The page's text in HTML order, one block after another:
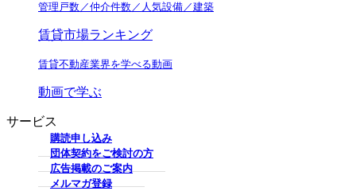
管理戸数／仲介件数／人気設備／建築
賃貸市場ランキング
賃貸不動産業界を学べる動画
動画で学ぶ
サービス
購読申し込み
団体契約をご検討の方
広告掲載のご案内
メルマガ登録